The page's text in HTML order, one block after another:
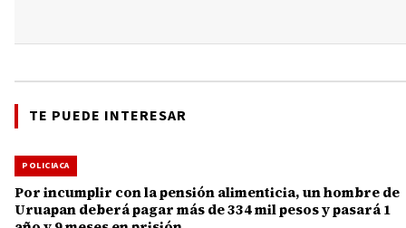
TE PUEDE INTERESAR
POLICIACA
Por incumplir con la pensión alimenticia, un hombre de
Uruapan deberá pagar más de 334 mil pesos y pasará 1